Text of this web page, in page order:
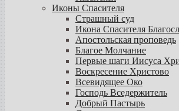
Иконы Спасителя
Страшный суд
Икона Спасителя
Апостольская проповедь
Благое Молчание
Первые шаги Иисуса
Воскресение Христово
Всевидящее Око
Господь Вседержитель
Добрый Пастырь